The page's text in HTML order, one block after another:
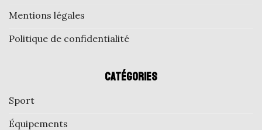
Mentions légales
Politique de confidentialité
Catégories
Sport
Équipements